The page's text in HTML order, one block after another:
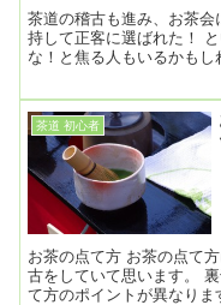
茶道の稽古も進み、お茶
持して正客に選ばれた！
な！と焦る人もいるかも
ている人にとっては誉で
茶道 初心者
お茶の点て方 お茶の点て
古をしていて思います。
て方のポイントが異なりま